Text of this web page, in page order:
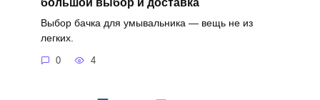
Выбор бачка для умывальника — вещь не из
легких.
0 4